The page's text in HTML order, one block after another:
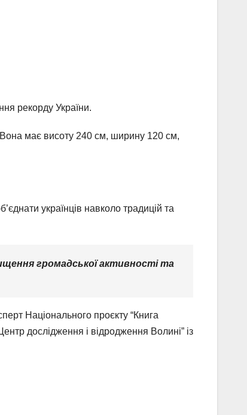
рекорду України.
має висоту 240 см, ширину 120 см,
українців навколо традицій та
громадської активності та
Національного проєкту “Книга
дослідження і відродження Волині” із